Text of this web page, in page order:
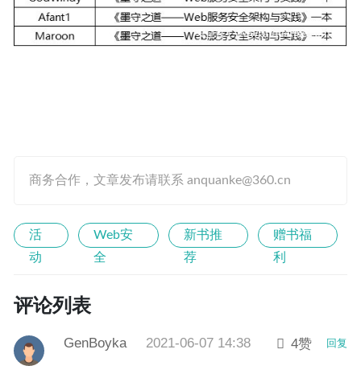
商务合作，文章发布请联系 anquanke@360.cn
活
动
Web安
全
新书推
荐
赠书福
利
评论列表
GenBoyka 2021-06-07 14:38 4赞 回复